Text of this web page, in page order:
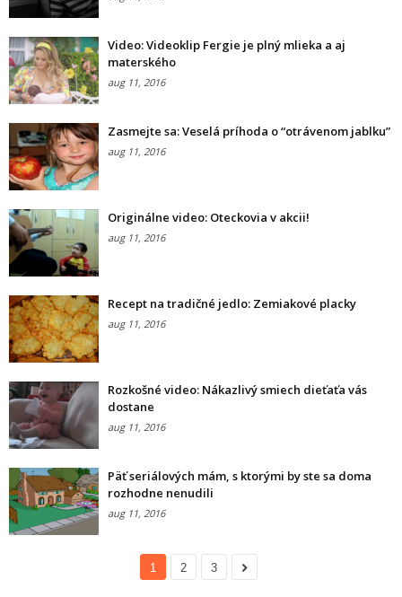
Video: Videoklip Fergie je plný mlieka a aj
materského
aug 11, 2016
Zasmejte sa: Veselá príhoda o “otrávenom jablku”
aug 11, 2016
Originálne video: Oteckovia v akcii!
aug 11, 2016
Recept na tradičné jedlo: Zemiakové placky
aug 11, 2016
Rozkošné video: Nákazlivý smiech dieťaťa vás
dostane
aug 11, 2016
Päť seriálových mám, s ktorými by ste sa doma
rozhodne nenudili
aug 11, 2016
1 2 3